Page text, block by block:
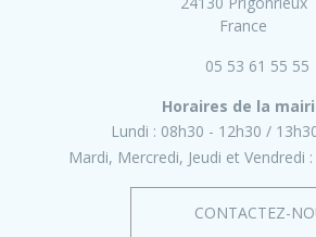
France
05 53 61 55 55
Horaires de la
Lundi : 08h30 - 12h30
Mardi, Mercredi, Jeudi et Vendredi :
CONTACTEZ-